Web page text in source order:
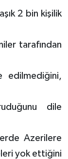
2 bin kişilik
tarafından
edilmediğini,
dile
Azerilere
yok ettiğini